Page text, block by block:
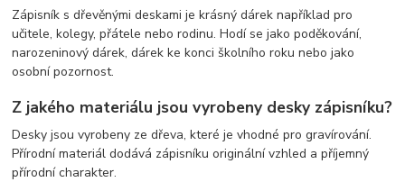
Zápisník s dřevěnými deskami je krásný dárek například pro
učitele, kolegy, přátele nebo rodinu. Hodí se jako poděkování,
narozeninový dárek, dárek ke konci školního roku nebo jako
osobní pozornost.
Z jakého materiálu jsou vyrobeny desky zápisníku?
Desky jsou vyrobeny ze dřeva, které je vhodné pro gravírování.
Přírodní materiál dodává zápisníku originální vzhled a příjemný
přírodní charakter.